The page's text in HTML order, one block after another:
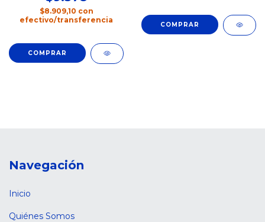
$8.909,10 con
efectivo/transferencia
Navegación
Inicio
Quiénes Somos